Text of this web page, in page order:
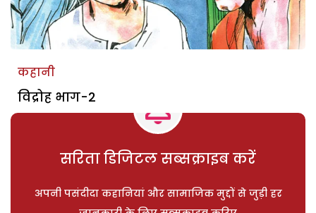
कहानी
विद्रोह भाग-2
सरिता डिजिटल सब्सक्राइब करें
अपनी पसंदीदा कहानियां और सामाजिक मुद्दों से जुड़ी हर